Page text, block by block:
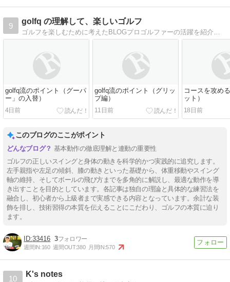
9
golfq の理解して、楽しいゴルフ
golfq流のポイント（グーパ
ー」の入替）
4日前
golfq流のポイント（グリッ
プ編）
11日前
コースを攻め
ット）
18日前
このブログのここがポイント
基本動作の徹底理解と連動の重要性
ゴルフの正しいスイングと身体の動きを科学的かつ実践的に追究します。
左手親指や左足の傾斜、膝の動きといった基礎から、体重移動やスイング
軸の維持、そしてボールの飛び方までを多角的に解説し、最適な動作を導
き出すことを目的としています。各記事は独自の理論と具体的な練習法を
融合し、初心者から上級者まで実感できる内容となっています。余計な装
飾を排し、技術習得の本質を伝えることにこだわり、ゴルフの本質に迫り
ます。
33416 3
週間IN:160 週間OUT:380 月間IN:570
10
K's notes